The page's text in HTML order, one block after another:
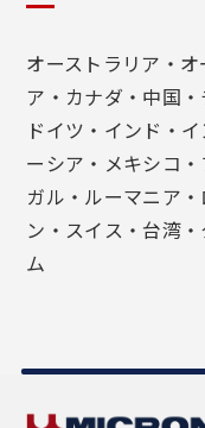
オーストラリア・
ア・カナダ・中国
ドイツ・インド・
ーシア・メキシコ
ガル・ルーマニア
ン・スイス・台湾
ム